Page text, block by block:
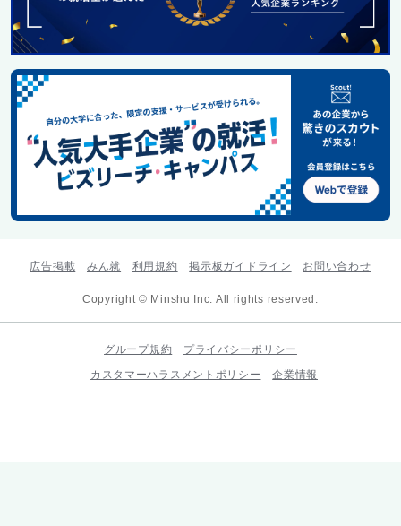
広告掲載 みん就 利用規約 掲示板ガイドライン お問い合わせ
Copyright © Minshu Inc. All rights reserved.
グループ規約
プライバシーポリシー
カスタマーハラスメントポリシー
企業情報